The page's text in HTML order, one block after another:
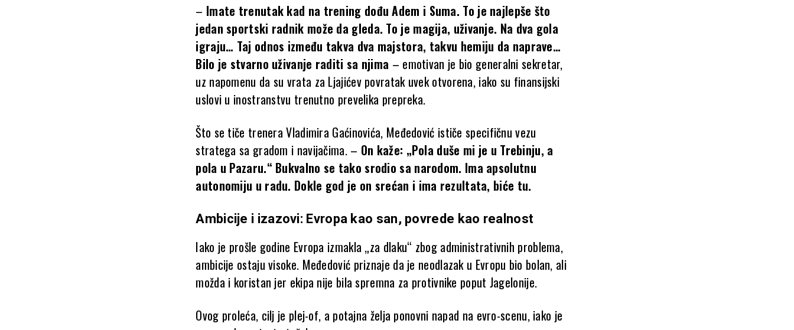
– Imate trenutak kad na trening dođu Adem i Suma. To je najlepše što
jedan sportski radnik može da gleda. To je magija, uživanje. Na dva gola
igraju… Taj odnos između takva dva majstora, takvu hemiju da naprave…
Bilo je stvarno uživanje raditi sa njima – emotivan je bio generalni sekretar,
uz napomenu da su vrata za Ljajićev povratak uvek otvorena, iako su finansijski
uslovi u inostranstvu trenutno prevelika prepreka.
Što se tiče trenera Vladimira Gaćinovića, Međedović ističe specifičnu vezu
stratega sa gradom i navijačima. – On kaže: „Pola duše mi je u Trebinju, a
pola u Pazaru.“ Bukvalno se tako srodio sa narodom. Ima apsolutnu
autonomiju u radu. Dokle god je on srećan i ima rezultata, biće tu.
Ambicije i izazovi: Evropa kao san, povrede kao realnost
Iako je prošle godine Evropa izmakla „za dlaku“ zbog administrativnih problema,
ambicije ostaju visoke. Međedović priznaje da je neodlazak u Evropu bio bolan, ali
možda i koristan jer ekipa nije bila spremna za protivnike poput Jagelonije.
Ovog proleća, cilj je plej-of, a potajna želja ponovni napad na evro-scenu, iako je